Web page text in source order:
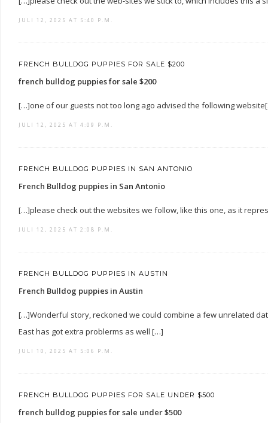
JULI 12, 2025 AT 5:40 P.M.
FRENCH BULLDOG PUPPIES FOR SALE $200
french bulldog puppies for sale $200
[…]one of our guests not too long ago advised the following
JULI 12, 2025 AT 4:09 P.M.
FRENCH BULLDOG PUPPIES IN SAN ANTONIO
French Bulldog puppies in San Antonio
[…]please check out the websites we follow, like this one, as it
JULI 12, 2025 AT 2:08 P.M.
FRENCH BULLDOG PUPPIES IN AUSTIN
French Bulldog puppies in Austin
[…]Wonderful story, reckoned we could combine a few unrelated
East has got extra problerms as well […]
JULI 10, 2025 AT 5:06 P.M.
FRENCH BULLDOG PUPPIES FOR SALE UNDER $500
french bulldog puppies for sale under $500